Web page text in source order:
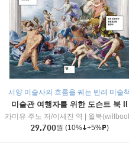
서양 미술사의 흐름을 꿰는 반려 미술
미술관 여행자를 위한 도슨트 북 II
카미유 주노 저/이세진 역
윌북
29,700원 (10% +5% )